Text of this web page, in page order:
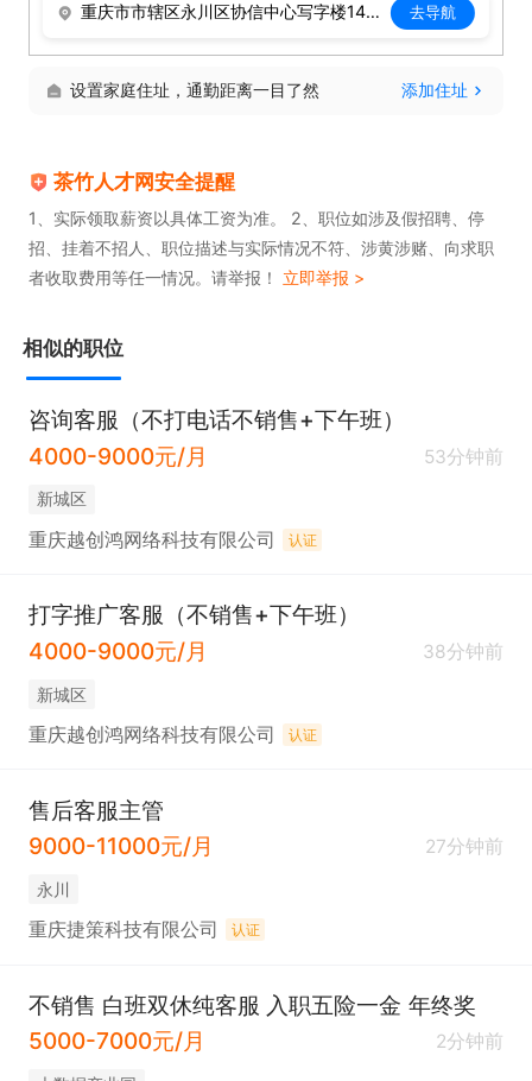
重庆市市辖区永川区协信中心写字楼14栋-20-12（吾悦广场对面） 去导航
设置家庭住址，通勤距离一目了然 添加住址
茶竹人才网安全提醒
1、实际领取薪资以具体工资为准。 2、职位如涉及假招聘、停
招、挂着不招人、职位描述与实际情况不符、涉黄涉赌、向求职
者收取费用等任一情况。请举报！ 立即举报 >
相似的职位
咨询客服（不打电话不销售+下午班）
4000-9000元/月
53分钟前
新城区
重庆越创鸿网络科技有限公司 认证
打字推广客服（不销售+下午班）
4000-9000元/月
38分钟前
新城区
重庆越创鸿网络科技有限公司 认证
售后客服主管
9000-11000元/月
27分钟前
永川
重庆捷策科技有限公司 认证
不销售 白班双休纯客服 入职五险一金 年终奖
5000-7000元/月
2分钟前